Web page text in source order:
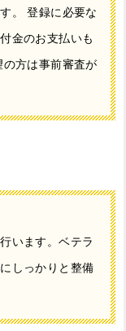
。 登録に必要な
金のお支払いも
方は事前審査が
います。ベテラ
しっかりと整備